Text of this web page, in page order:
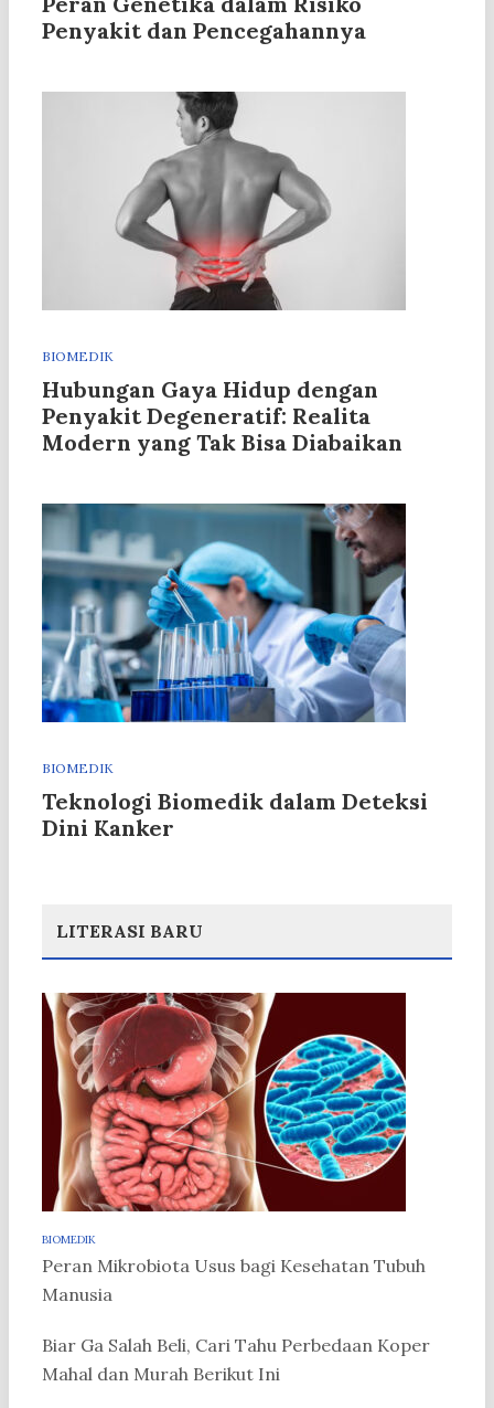
Penyakit dan Pencegahannya
BIOMEDIK
Hubungan Gaya Hidup dengan
Penyakit Degeneratif: Realita
Modern yang Tak Bisa Diabaikan
BIOMEDIK
Teknologi Biomedik dalam Deteksi
Dini Kanker
LITERASI BARU
BIOMEDIK
Peran Mikrobiota Usus bagi Kesehatan Tubuh
Manusia
Biar Ga Salah Beli, Cari Tahu Perbedaan Koper
Mahal dan Murah Berikut Ini